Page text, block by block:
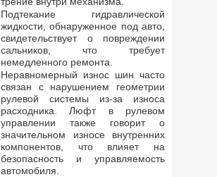
Подтекание гидравлической
жидкости, обнаруженное под авто,
свидетельствует о повреждении
сальников, что требует
немедленного ремонта.
Неравномерный износ шин часто
связан с нарушением геометрии
рулевой системы из-за износа
расходника. Люфт в рулевом
управлении также говорит о
значительном износе внутренних
компонентов, что влияет на
безопасность и управляемость
автомобиля.